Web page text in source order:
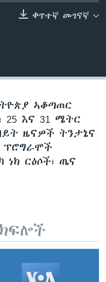
ቀጥተኛ መገናኛ
ኣቆጣጠር
25 እና 31 ሜትር
ዜናዎች ትንታኔና
ፕሮግራሞች
ነክ ርዕሶች፣ ጤና